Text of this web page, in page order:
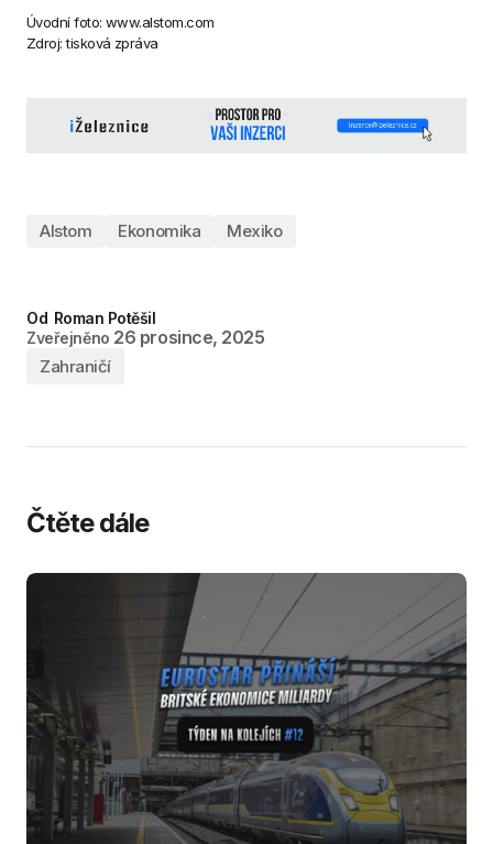
Úvodní foto: www.alstom.com
Zdroj: tisková zpráva
Alstom Ekonomika Mexiko
Od Roman Potěšil
Zveřejněno 26 prosince, 2025
Zahraničí
Čtěte dále